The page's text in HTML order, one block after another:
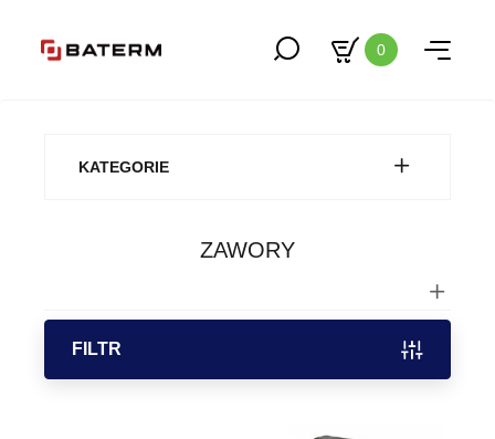
0
KATEGORIE
ZAWORY
FILTR